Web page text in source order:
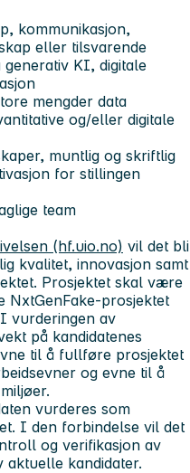
kommunikasjon,
eller tilsvarende
KI, digitale
mengder data
og/eller digitale
muntlig og skriftlig
for stillingen
team
(hf.uio.no) vil det bli
kvalitet, innovasjon samt
Prosjektet skal være
NxtGenFake-prosjektet
vurderingen av
på kandidatenes
til å fullføre prosjektet
og evne til å
vurderes som
I den forbindelse vil det
og verifikasjon av
aktuelle kandidater.